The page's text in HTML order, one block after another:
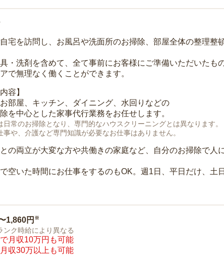
宅を訪問し、お風呂や洗面所のお掃除、部屋全体の整理整
・洗剤を含めて、全て事前にお客様にご準備いただいたも
で無理なく働くことができます。
容】
部屋、キッチン、ダイニング、水回りなどの
を中心とした家事代行業務をお任せします。
日常のお掃除となり、専門的なハウスクリーニングとは異なります。
事や、介護など専門知識が必要なお仕事はありません。
の両立が大変な方や共働きの家庭など、自分のお掃除で人
空いた時間にお仕事をするのもOK。週1日、平日だけ、土
1,860円 ※
ンク時給により異なる
月収10万円も可能
収30万以上も可能